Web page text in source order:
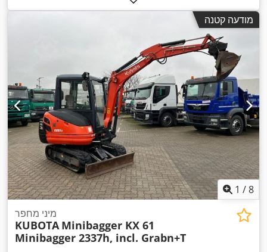
מודעה קטנה
1 /8
מיני מחפר
KUBOTA Minibagger KX 61
Minibagger 2337h, incl. Grabn+T